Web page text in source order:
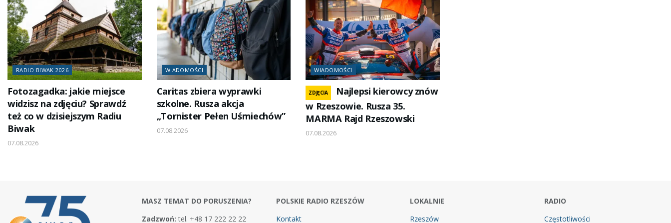
RADIO BIWAK 2026
Fotozagadka: jakie miejsce
widzisz na zdjęciu? Sprawdź
też co w dzisiejszym Radiu
Biwak
07.08.2026
WIADOMOŚCI
Caritas zbiera wyprawki
szkolne. Rusza akcja
„Tornister Pełen Uśmiechów”
07.08.2026
WIADOMOŚCI
ZDJĘCIA
Najlepsi kierowcy znów
w Rzeszowie. Rusza 35.
MARMA Rajd Rzeszowski
07.08.2026
MASZ TEMAT DO PORUSZENIA?
Zadzwoń: tel. +48 17 222 22 22
POLSKIE RADIO RZESZÓW
Kontakt
LOKALNIE
Rzeszów
RADIO
Częstotliwości